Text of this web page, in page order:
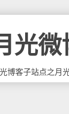
光微
博客子站点之月